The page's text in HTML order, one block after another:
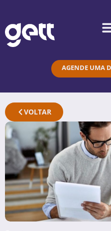
AGENDE UMA
VOLTAR